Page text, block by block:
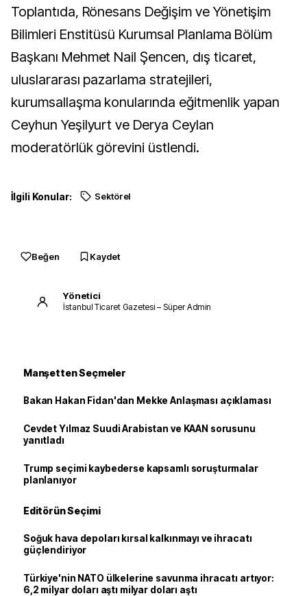
Toplantıda, Rönesans Değişim ve Yönetişim
Bilimleri Enstitüsü Kurumsal Planlama Bölüm
Başkanı Mehmet Nail Şencen, dış ticaret,
uluslararası pazarlama stratejileri,
kurumsallaşma konularında eğitmenlik yapan
Ceyhun Yeşilyurt ve Derya Ceylan
moderatörlük görevini üstlendi.
İlgili Konular: Sektörel
Beğen Kaydet
Yönetici
İstanbul Ticaret Gazetesi – Süper Admin
Manşetten Seçmeler
Bakan Hakan Fidan'dan Mekke Anlaşması açıklaması
Cevdet Yılmaz Suudi Arabistan ve KAAN sorusunu
yanıtladı
Trump seçimi kaybederse kapsamlı soruşturmalar
planlanıyor
Editörün Seçimi
Soğuk hava depoları kırsal kalkınmayı ve ihracatı
güçlendiriyor
Türkiye'nin NATO ülkelerine savunma ihracatı artıyor:
6,2 milyar doları aştı milyar doları aştı